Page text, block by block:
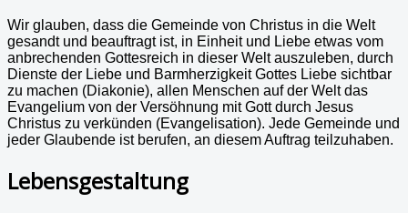
Wir glauben, dass die Gemeinde von Christus in die Welt
gesandt und beauftragt ist, in Einheit und Liebe etwas vom
anbrechenden Gottesreich in dieser Welt auszuleben, durch
Dienste der Liebe und Barmherzigkeit Gottes Liebe sichtbar
zu machen (Diakonie), allen Menschen auf der Welt das
Evangelium von der Versöhnung mit Gott durch Jesus
Christus zu verkünden (Evangelisation). Jede Gemeinde und
jeder Glaubende ist berufen, an diesem Auftrag teilzuhaben.
Lebensgestaltung